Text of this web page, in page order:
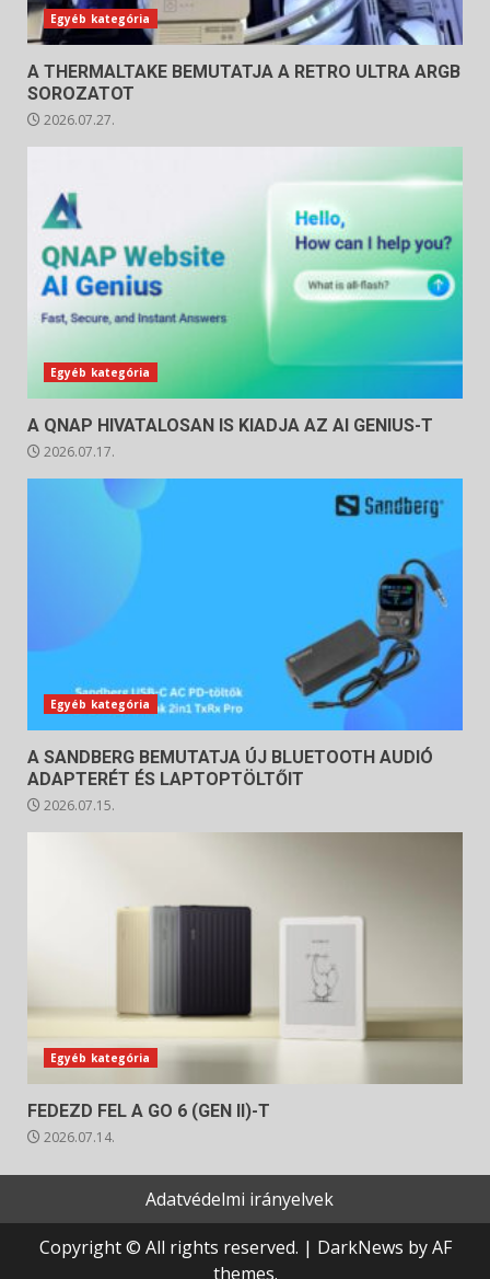
Egyéb kategória
A THERMALTAKE BEMUTATJA A RETRO ULTRA ARGB
SOROZATOT
2026.07.27.
Egyéb kategória
A QNAP HIVATALOSAN IS KIADJA AZ AI GENIUS-T
2026.07.17.
Egyéb kategória
A SANDBERG BEMUTATJA ÚJ BLUETOOTH AUDIÓ
ADAPTERÉT ÉS LAPTOPTÖLTŐIT
2026.07.15.
Egyéb kategória
FEDEZD FEL A GO 6 (GEN II)-T
2026.07.14.
Adatvédelmi irányelvek
Copyright © All rights reserved. | DarkNews by AF
themes.